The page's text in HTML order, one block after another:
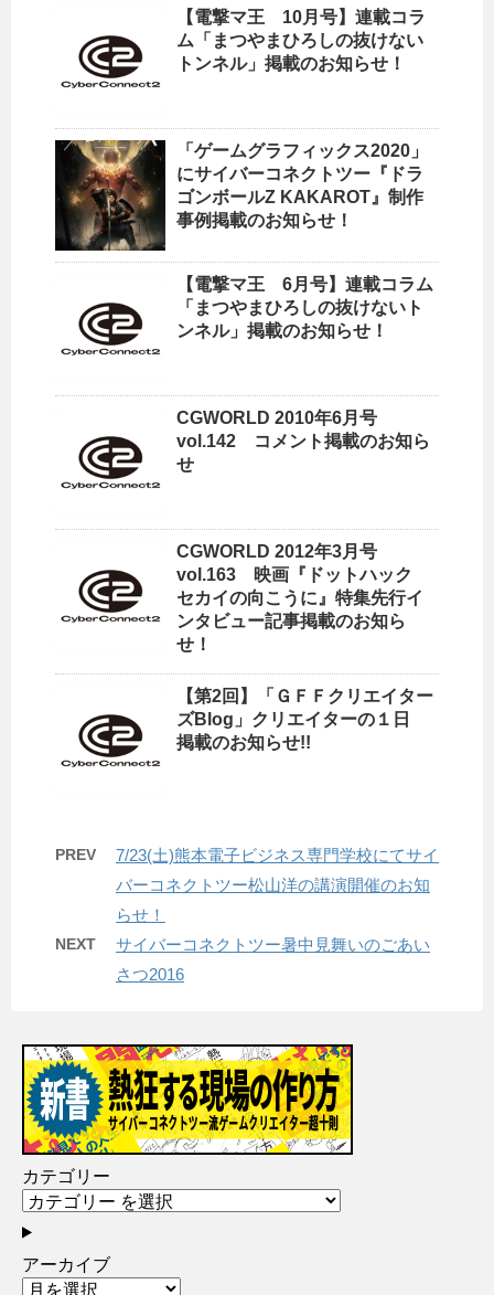
【電撃マ王 10月号】連載コラ
ム「まつやまひろしの抜けない
トンネル」掲載のお知らせ！
「ゲームグラフィックス2020」
にサイバーコネクトツー『ドラ
ゴンボールZ KAKAROT』制作
事例掲載のお知らせ！
【電撃マ王 6月号】連載コラム
「まつやまひろしの抜けないト
ンネル」掲載のお知らせ！
CGWORLD 2010年6月号
vol.142 コメント掲載のお知ら
せ
CGWORLD 2012年3月号
vol.163 映画『ドットハック
セカイの向こうに』特集先行イ
ンタビュー記事掲載のお知ら
せ！
【第2回】「ＧＦＦクリエイター
ズBlog」クリエイターの１日
掲載のお知らせ!!
PREV
7/23(土)熊本電子ビジネス専門学校にてサイ
バーコネクトツー松山洋の講演開催のお知
らせ！
NEXT
サイバーコネクトツー暑中見舞いのごあい
さつ2016
カテゴリー
アーカイブ